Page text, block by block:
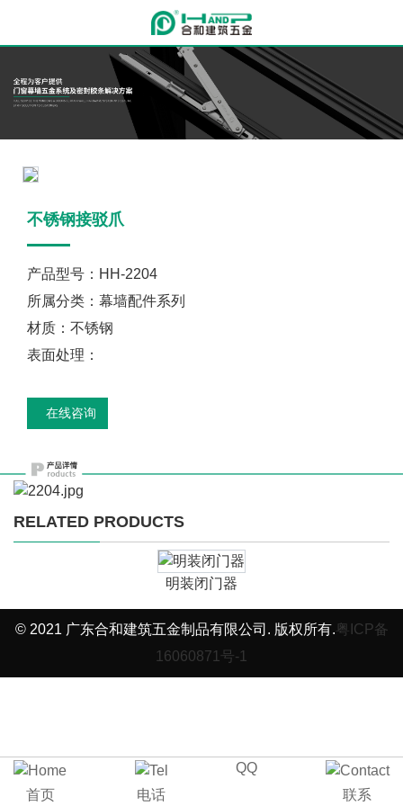
不锈钢接驳爪
产品型号：HH-2204
所属分类：幕墙配件系列
材质：不锈钢
表面处理：
在线咨询
RELATED PRODUCTS
明装闭门器
© 2021 广东合和建筑五金制品有限公司. 版权所有.粤ICP备
16060871号-1
首页 电话
QQ
联系